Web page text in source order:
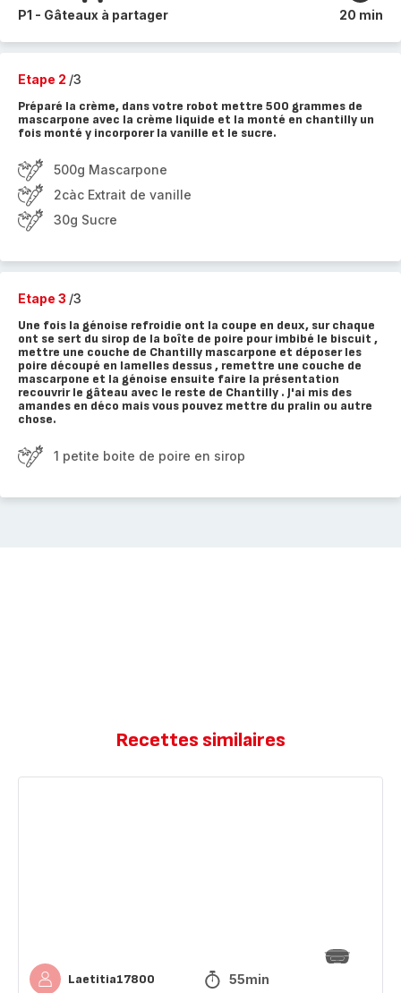
P1 - Gâteaux à partager 20 min
Etape 2 /3
Préparé la crème, dans votre robot mettre 500 grammes de
mascarpone avec la crème liquide et la monté en chantilly un
fois monté y incorporer la vanille et le sucre.
500g Mascarpone
2càc Extrait de vanille
30g Sucre
Etape 3 /3
Une fois la génoise refroidie ont la coupe en deux, sur chaque
ont se sert du sirop de la boîte de poire pour imbibé le biscuit ,
mettre une couche de Chantilly mascarpone et déposer les
poire découpé en lamelles dessus , remettre une couche de
mascarpone et la génoise ensuite faire la présentation
recouvrir le gâteau avec le reste de Chantilly . J'ai mis des
amandes en déco mais vous pouvez mettre du pralin ou autre
chose.
1 petite boite de poire en sirop
Recettes similaires
Laetitia17800 55min